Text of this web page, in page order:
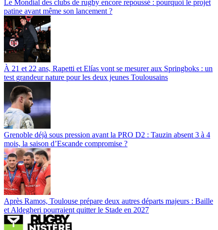
Le Mondial des clubs de rugby encore repoussé : pourquoi le projet
patine avant même son lancement ?
À 21 et 22 ans, Rapetti et Elías vont se mesurer aux Springboks : un
test grandeur nature pour les deux jeunes Toulousains
Grenoble déjà sous pression avant la PRO D2 : Tauzin absent 3 à 4
mois, la saison d’Escande compromise ?
Après Ramos, Toulouse prépare deux autres départs majeurs : Baille
et Aldegheri pourraient quitter le Stade en 2027